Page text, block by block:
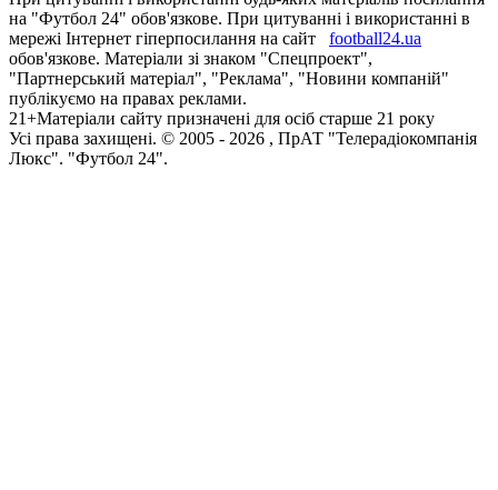
на "Футбол 24" обов'язкове. При цитуванні і використанні в
мережі Інтернет гіперпосилання на сайт
football24.ua
обов'язкове. Матеріали зі знаком "Спецпроект",
"Партнерський матеріал", "Реклама", "Новини компаній"
публікуємо на правах реклами.
21+Матеріали сайту призначені для осіб старше 21 року
Усi права захищенi. © 2005 - 2026 , ПрАТ "Телерадіокомпанія
Люкс". "Футбол 24".